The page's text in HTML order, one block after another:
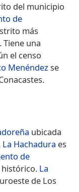
del municipio
de
más
Tiene una
el censo
Menéndezse
ubicada
La Hachadura es
de
La
de Los